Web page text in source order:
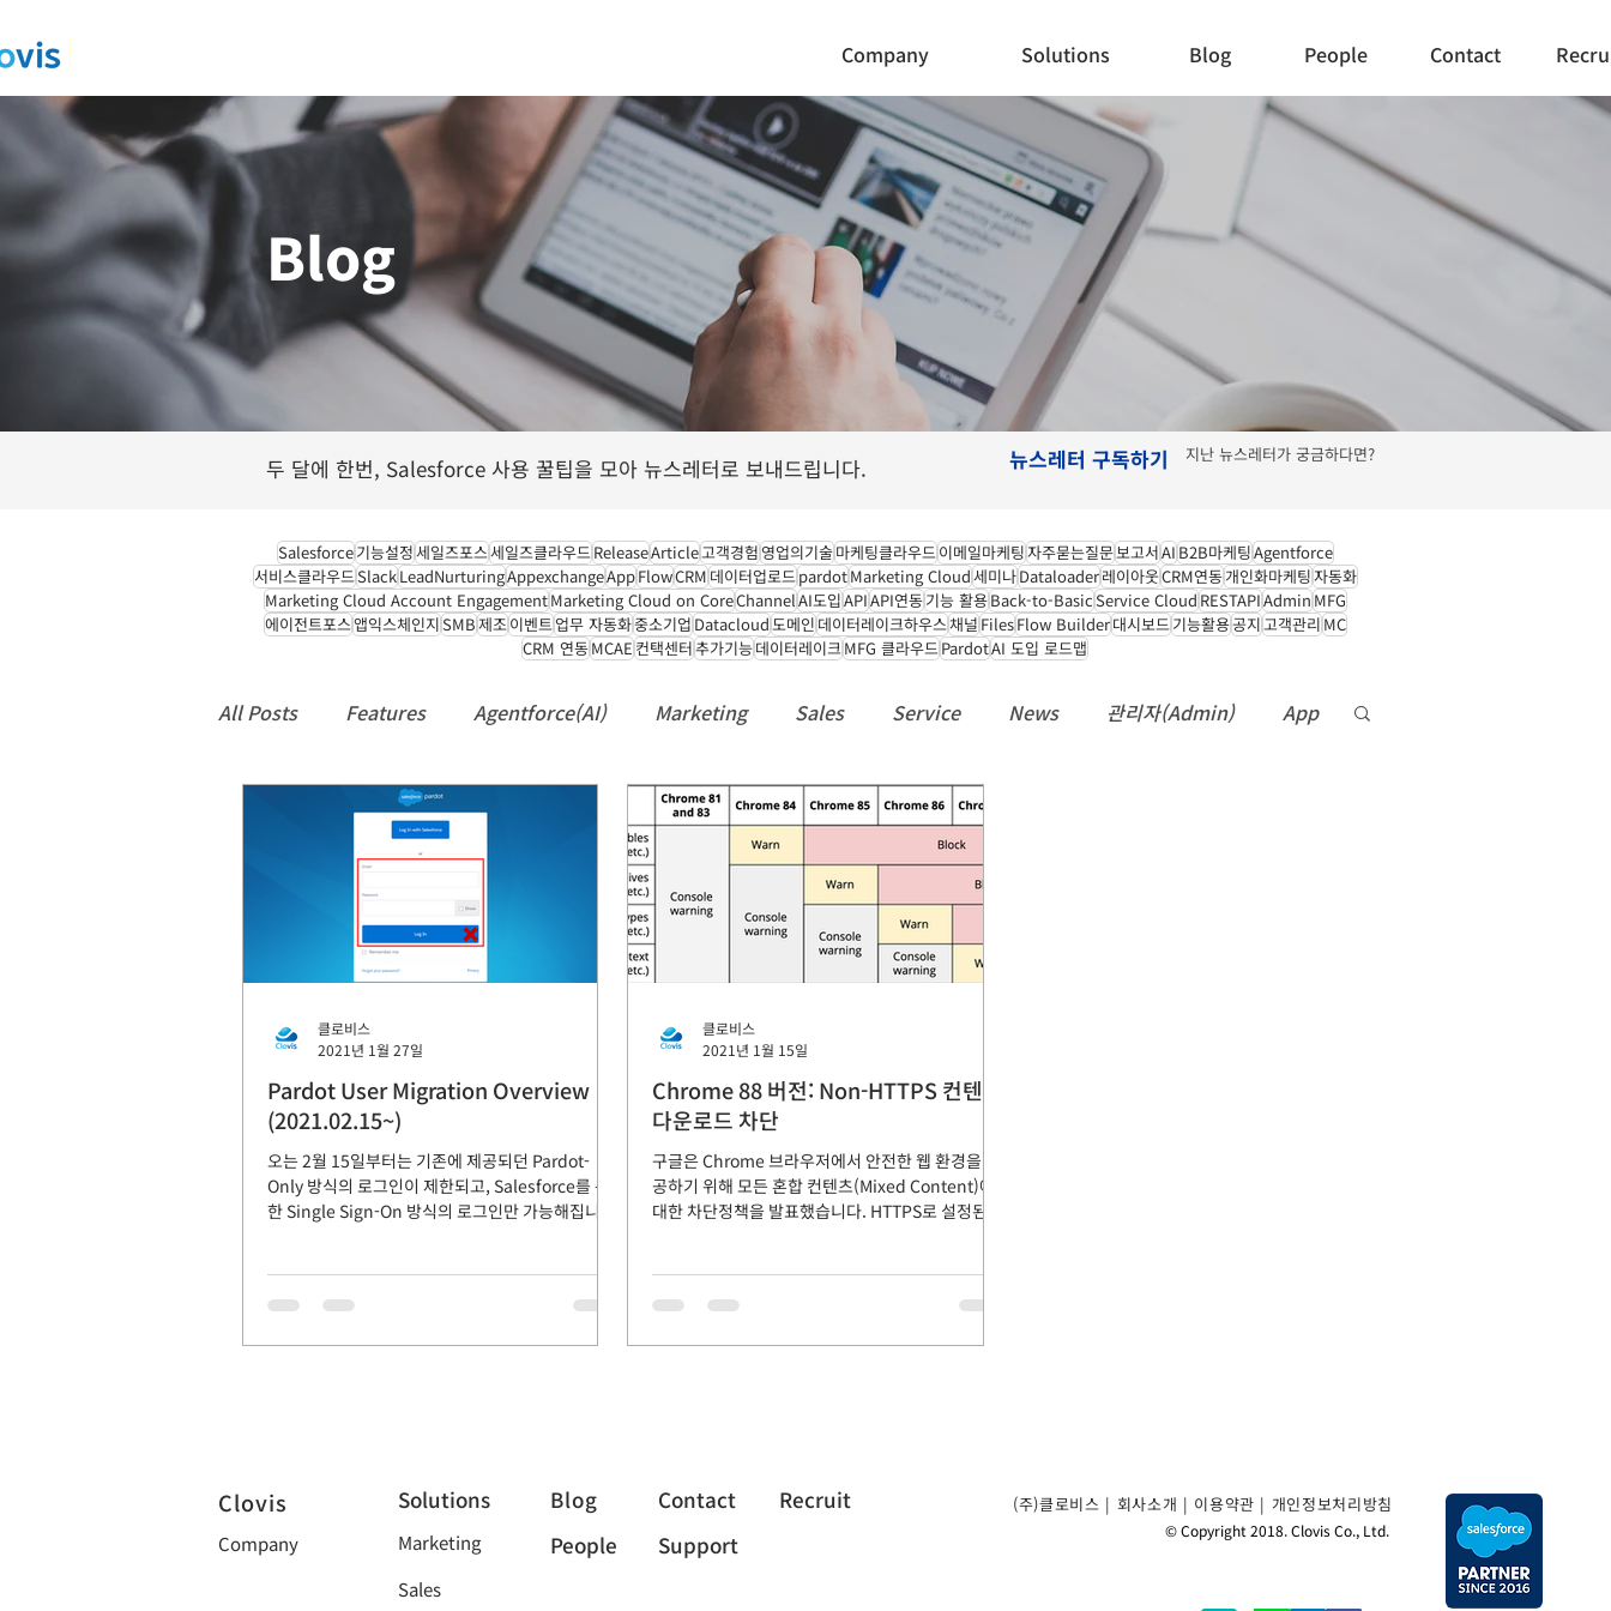
Company Solutions Blog People Contact
Blog
뉴스레터 구독하기
두 달에 한번, Salesforce 사용 꿀팁을 모아 뉴스레터로 보내드립니다. 지난 뉴스레터가 궁금하다면?
Salesforce기능설정세일즈포스세일즈클라우드ReleaseArticle고객경험영업의기술마케팅클라우드이메일마케팅자주묻는질문보고서AIB2B마케팅Agentforce
서비스클라우드SlackLeadNurturingAppexchangeAppFlowCRM데이터업로드pardotMarketing Cloud세미나Dataloader레이아웃CRM연동개인화마케팅자동화
Marketing Cloud Account EngagementMarketing Cloud on CoreChannelAI도입APIAPI연동기능 활용Back-to-BasicService CloudRESTAPIAdminMFG
에이전트포스앱익스체인지SMB제조이벤트업무 자동화중소기업Datacloud도메인데이터레이크하우스채널FilesFlow Builder대시보드기능활용공지고객관리MC
CRM 연동MCAE컨택센터추가기능데이터레이크MFG 클라우드PardotAI 도입 로드맵
Co., Ltd.
All Posts Features Agentforce(AI) Marketing Sales Service News 관리자(Admin) App
CTI Manufacturing Slack API Flow People
Pardot User Migration Overview
(2021.02.15~)
오는 2월 15일부터는 기존에 제공되던 Pardot-
Only 방식의 로그인이 제한되고, Salesforce를 통
한 Single Sign-On 방식의 로그인만 가능해집니다.
클로비스
2021년 1월 27일
Chrome 88 버전: Non-HTTPS 컨텐츠
다운로드 차단
구글은 Chrome 브라우저에서 안전한 웹 환경을 제
공하기 위해 모든 혼합 컨텐츠(Mixed Content)에
대한 차단정책을 발표했습니다. HTTPS로 설정된 웹
클로비스
2021년 1월 15일
Clovis
Company
Recruit
Contact
Support
Blog
People
Solutions
Marketing
Sales
(주)클로비스 | 회사소개 | 이용약관 | 개인정보처리방침
© Copyright 2018. Clovis Co., Ltd.